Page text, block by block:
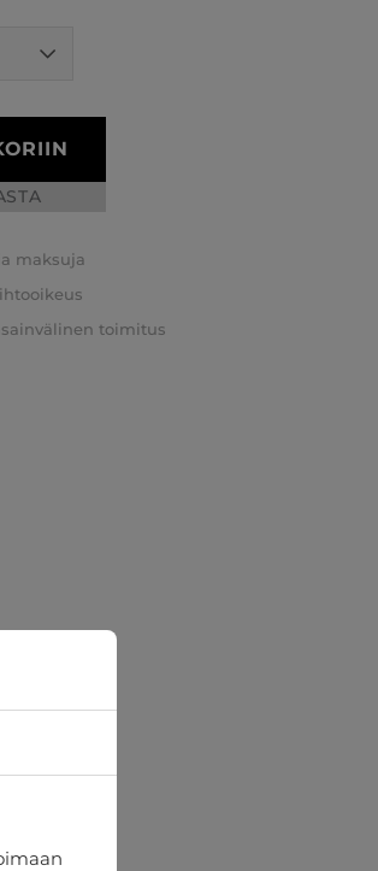
maksuja
toimitus